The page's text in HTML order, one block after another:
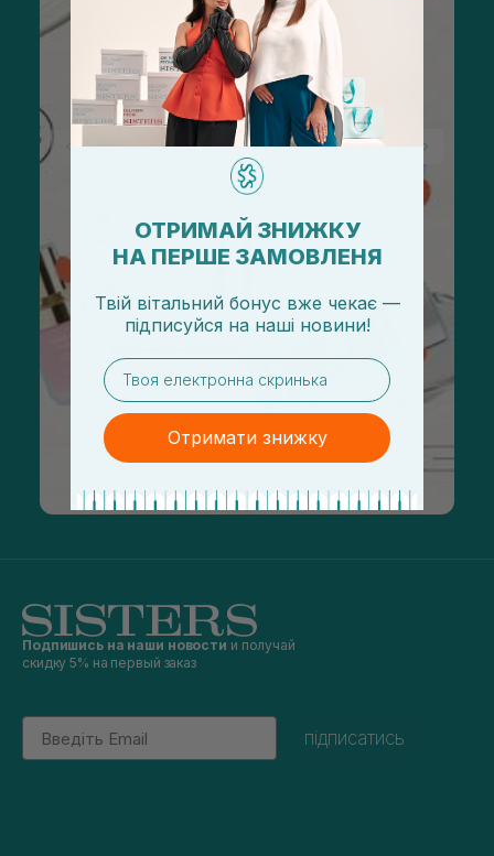
Подпишись на наши новости и получай
скидку 5% на первый заказ
Email
підписатись
ОТРИМАЙ ЗНИЖКУ
НА ПЕРШЕ ЗАМОВЛЕНЯ
Твій вітальний бонус вже чекає —
підписуйся на наші новини!
email
Отримати знижку